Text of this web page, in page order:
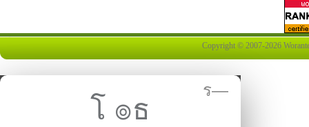
Copyright © 2007-2026
โ ๏ธ
ร—